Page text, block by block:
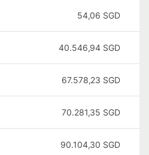
54,06 SGD
40.546,94 SGD
67.578,23 SGD
70.281,35 SGD
90.104,30 SGD